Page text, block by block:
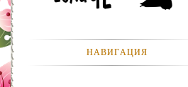
НАВИГАЦИЯ